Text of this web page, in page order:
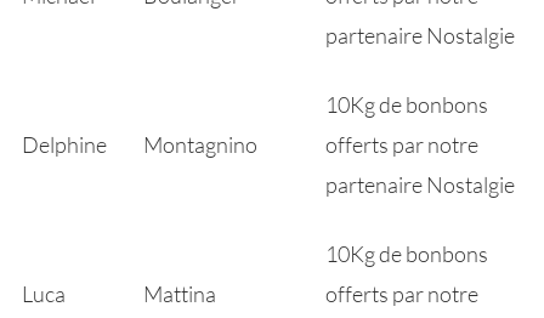
partenaire Nostalgie
Delphine Montagnino
10Kg de bonbons
offerts par notre
partenaire Nostalgie
Luca Mattina
10Kg de bonbons
offerts par notre